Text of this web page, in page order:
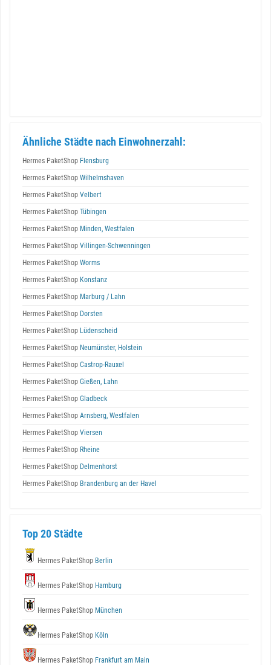
Ähnliche Städte nach Einwohnerzahl:
Hermes PaketShop Flensburg
Hermes PaketShop Wilhelmshaven
Hermes PaketShop Velbert
Hermes PaketShop Tübingen
Hermes PaketShop Minden, Westfalen
Hermes PaketShop Villingen-Schwenningen
Hermes PaketShop Worms
Hermes PaketShop Konstanz
Hermes PaketShop Marburg / Lahn
Hermes PaketShop Dorsten
Hermes PaketShop Lüdenscheid
Hermes PaketShop Neumünster, Holstein
Hermes PaketShop Castrop-Rauxel
Hermes PaketShop Gießen, Lahn
Hermes PaketShop Gladbeck
Hermes PaketShop Arnsberg, Westfalen
Hermes PaketShop Viersen
Hermes PaketShop Rheine
Hermes PaketShop Delmenhorst
Hermes PaketShop Brandenburg an der Havel
Top 20 Städte
Hermes PaketShop Berlin
Hermes PaketShop Hamburg
Hermes PaketShop München
Hermes PaketShop Köln
Hermes PaketShop Frankfurt am Main